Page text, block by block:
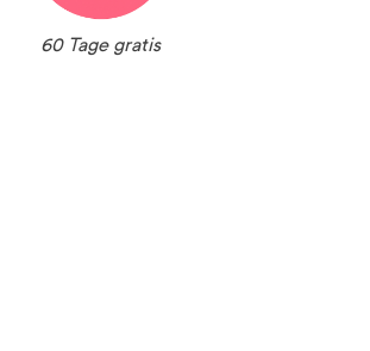
60 Tage gratis